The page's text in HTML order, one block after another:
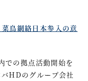
鳥網絡日本参入の意
での拠点活動開始を
HDのグループ会社